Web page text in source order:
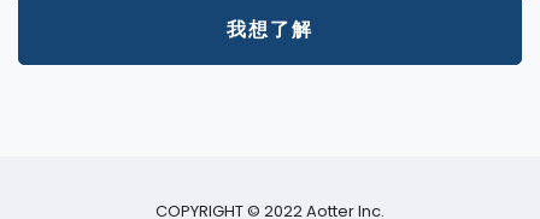
我想了解
COPYRIGHT © 2022 Aotter Inc.